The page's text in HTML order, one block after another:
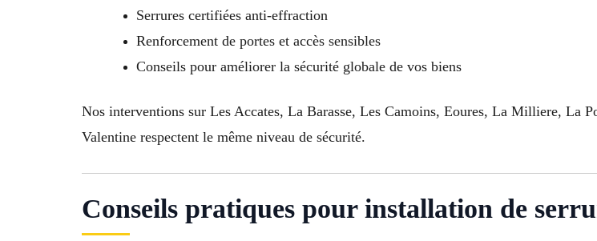
Serrures certifiées anti-effraction
Renforcement de portes et accès sensibles
Conseils pour améliorer la sécurité globale de vos biens
Nos interventions sur Les Accates, La Barasse, Les Camoins, Eoures, La Milliere, La
Valentine respectent le même niveau de sécurité.
Conseils pratiques pour installation de